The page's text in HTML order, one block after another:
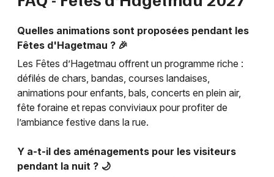
Quelles animations sont proposées pendant les
Fêtes d'Hagetmau ? 🎉
Les Fêtes d’Hagetmau offrent un programme riche :
défilés de chars, bandas, courses landaises,
animations pour enfants, bals, concerts en plein air,
fête foraine et repas conviviaux pour profiter de
l’ambiance festive dans la rue.
Y a-t-il des aménagements pour les visiteurs
pendant la nuit ? 🌙